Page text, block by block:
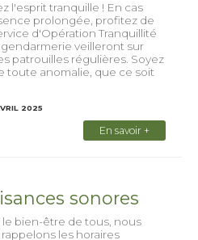
l'esprit tranquille ! En cas
prolongée, profitez de
d'Opération Tranquillité
veilleront sur
patrouilles régulières. Soyez
toute anomalie, que ce soit
2025
En savoir +
sonores
le bien-être de tous, nous
les horaires